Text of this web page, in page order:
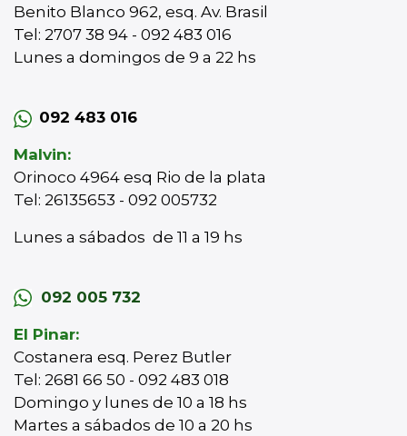
Benito Blanco 962, esq. Av. Brasil
Tel: 2707 38 94 - 092 483 016
Lunes a domingos de 9 a 22 hs
092 483 016
Malvin:
Orinoco 4964 esq Rio de la plata
Tel: 26135653 - 092 005732
Lunes a sábados de 11 a 19 hs
092 005 732
El Pinar:
Costanera esq. Perez Butler
Tel: 2681 66 50 - 092 483 018
Domingo y lunes de 10 a 18 hs
Martes a sábados de 10 a 20 hs